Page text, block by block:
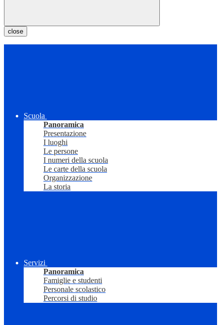
close
Scuola
Panoramica
Presentazione
I luoghi
Le persone
I numeri della scuola
Le carte della scuola
Organizzazione
La storia
Servizi
Panoramica
Famiglie e studenti
Personale scolastico
Percorsi di studio